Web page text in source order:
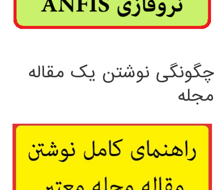
چگونگی نوشتن یک مقاله
مجله